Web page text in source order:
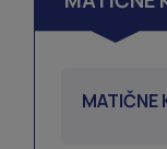
MATIČNE